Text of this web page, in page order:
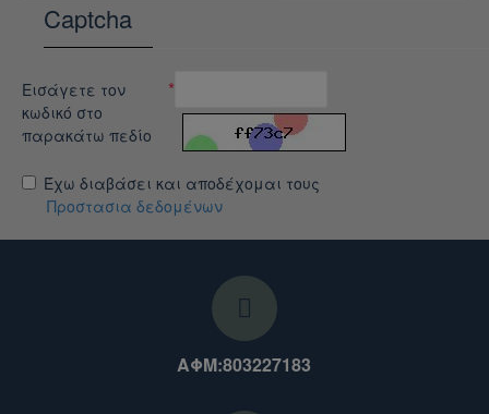
Captcha
Εισάγετε τον
κωδικό στο
παρακάτω πεδίο
Έχω διαβάσει και αποδέχομαι τους
Προστασια δεδομένων
ΑΦΜ:803227183